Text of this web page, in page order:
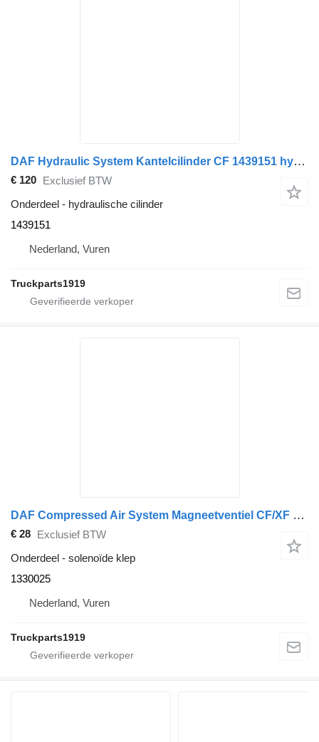
DAF Hydraulic System Kantelcilinder CF 1439151 hydraulische cilinder voor vrachtwagen
€ 120 Exclusief BTW
Onderdeel - hydraulische cilinder
1439151
Nederland, Vuren
Truckparts1919
DAF Compressed Air System Magneetventiel CF/XF 1330025 solenoïde klep voor vrachtwagen
€ 28
Exclusief BTW
Onderdeel - solenoïde klep
1330025
Nederland, Vuren
Truckparts1919